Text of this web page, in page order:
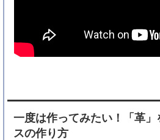
一度は作ってみたい！「革
スの作り方